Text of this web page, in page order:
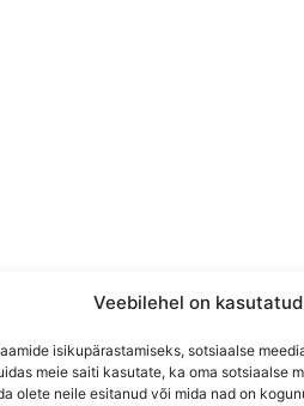
Veebilehel on
isikupärastamiseks, sotsiaalse
meie saiti kasutate, ka oma sotsiaalse
olete neile esitanud või mida nad on